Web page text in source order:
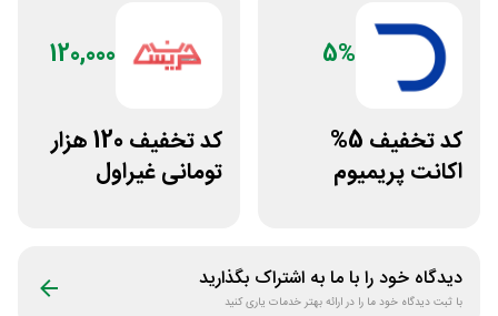
5%
کد تخفیف 5%
اکانت پریمیوم
120,000
کد تخفیف 120 هزار
تومانی غیراول
دیدگاه خود را با ما به اشتراک بگذارید
با ثبت دیدگاه خود ما را در ارائه بهتر خدمات یاری کنید